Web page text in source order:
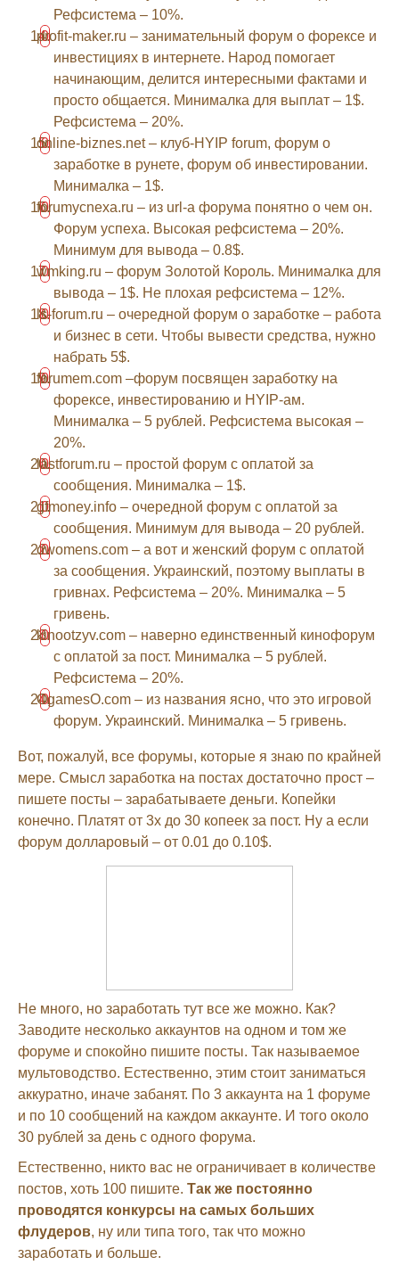
Рефсистема – 10%.
profit-maker.ru – занимательный форум о форексе и
инвестициях в интернете. Народ помогает
начинающим, делится интересными фактами и
просто общается. Минималка для выплат – 1$.
Рефсистема – 20%.
online-biznes.net – клуб-HYIP forum, форум о
заработке в рунете, форум об инвестировании.
Минималка – 1$.
forumycnexa.ru – из url-а форума понятно о чем он.
Форум успеха. Высокая рефсистема – 20%.
Минимум для вывода – 0.8$.
wmking.ru – форум Золотой Король. Минималка для
вывода – 1$. Не плохая рефсистема – 12%.
ls-forum.ru – очередной форум о заработке – работа
и бизнес в сети. Чтобы вывести средства, нужно
набрать 5$.
forumem.com –форум посвящен заработку на
форексе, инвестированию и HYIP-ам.
Минималка – 5 рублей. Рефсистема высокая –
20%.
lastforum.ru – простой форум с оплатой за
сообщения. Минималка – 1$.
gfmoney.info – очередной форум с оплатой за
сообщения. Минимум для вывода – 20 рублей.
owomens.com – а вот и женский форум с оплатой
за сообщения. Украинский, поэтому выплаты в
гривнах. Рефсистема – 20%. Минималка – 5
гривень.
kinootzyv.com – наверно единственный кинофорум
с оплатой за пост. Минималка – 5 рублей.
Рефсистема – 20%.
OgamesO.com – из названия ясно, что это игровой
форум. Украинский. Минималка – 5 гривень.
Вот, пожалуй, все форумы, которые я знаю по крайней
мере. Смысл заработка на постах достаточно прост –
пишете посты – зарабатываете деньги. Копейки
конечно. Платят от 3х до 30 копеек за пост. Ну а если
форум долларовый – от 0.01 до 0.10$.
Не много, но заработать тут все же можно. Как?
Заводите несколько аккаунтов на одном и том же
форуме и спокойно пишите посты. Так называемое
мультоводство. Естественно, этим стоит заниматься
аккуратно, иначе забанят. По 3 аккаунта на 1 форуме
и по 10 сообщений на каждом аккаунте. И того около
30 рублей за день с одного форума.
Естественно, никто вас не ограничивает в количестве
постов, хоть 100 пишите. Так же постоянно
проводятся конкурсы на самых больших
флудеров, ну или типа того, так что можно
заработать и больше.